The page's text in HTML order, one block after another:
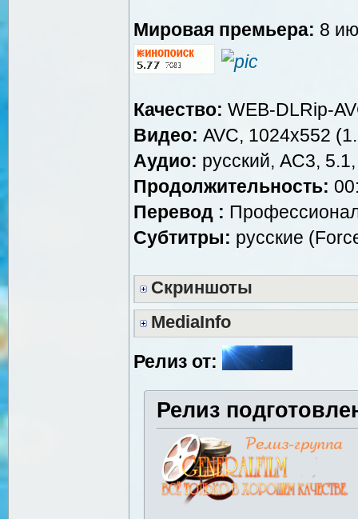
Мировая премьера: 8
Качество: WEB-DLRip-
Видео: AVC, 1024x552
Аудио: русский, AC3,
Продолжительность:
Перевод :
Субтитры: русские
Скриншоты
MediaInfo
Релиз от:
Релиз